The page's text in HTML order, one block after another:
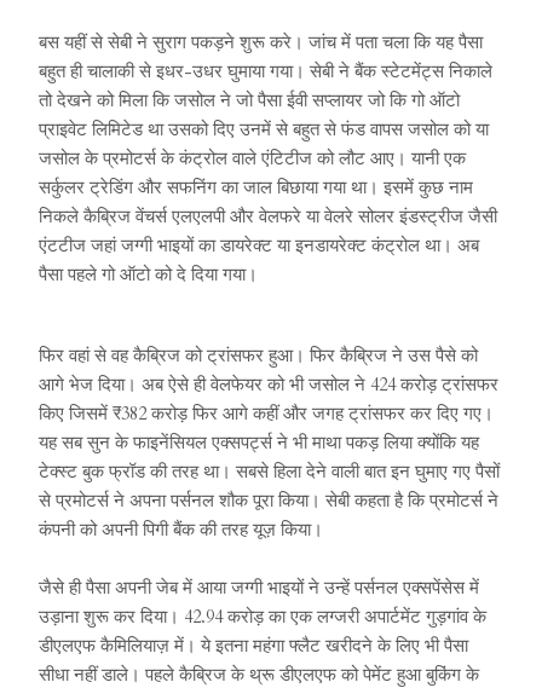
बस यहीं से सेबी ने सुराग पकड़ने शुरू करे। जांच में पता चला कि यह पैसा
बहुत ही चालाकी से इधर-उधर घुमाया गया। सेबी ने बैंक स्टेटमेंट्स निकाले
तो देखने को मिला कि जसोल ने जो पैसा ईवी सप्लायर जो कि गो ऑटो
प्राइवेट लिमिटेड था उसको दिए उनमें से बहुत से फंड वापस जसोल को या
जसोल के प्रमोटर्स के कंट्रोल वाले एंटिटीज को लौट आए। यानी एक
सर्कुलर ट्रेडिंग और सफनिंग का जाल बिछाया गया था। इसमें कुछ नाम
निकले कैब्रिज वेंचर्स एलएलपी और वेलफरे या वेलरे सोलर इंडस्ट्रीज जैसी
एंटटीज जहां जग्गी भाइयों का डायरेक्ट या इनडायरेक्ट कंट्रोल था। अब
पैसा पहले गो ऑटो को दे दिया गया।
फिर वहां से वह कैब्रिज को ट्रांसफर हुआ। फिर कैब्रिज ने उस पैसे को
आगे भेज दिया। अब ऐसे ही वेलफेयर को भी जसोल ने 424 करोड़ ट्रांसफर
किए जिसमें ₹382 करोड़ फिर आगे कहीं और जगह ट्रांसफर कर दिए गए।
यह सब सुन के फाइनेंसियल एक्सपर्ट्स ने भी माथा पकड़ लिया क्योंकि यह
टेक्स्ट बुक फ्रॉड की तरह था। सबसे हिला देने वाली बात इन घुमाए गए पैसों
से प्रमोटर्स ने अपना पर्सनल शौक पूरा किया। सेबी कहता है कि प्रमोटर्स ने
कंपनी को अपनी पिगी बैंक की तरह यूज़ किया।
जैसे ही पैसा अपनी जेब में आया जग्गी भाइयों ने उन्हें पर्सनल एक्सपेंसेस में
उड़ाना शुरू कर दिया। 42.94 करोड़ का एक लग्जरी अपार्टमेंट गुड़गांव के
डीएलएफ कैमिलियाज़ में। ये इतना महंगा फ्लैट खरीदने के लिए भी पैसा
सीधा नहीं डाले। पहले कैब्रिज के थ्रू डीएलएफ को पेमेंट हुआ बुकिंग के